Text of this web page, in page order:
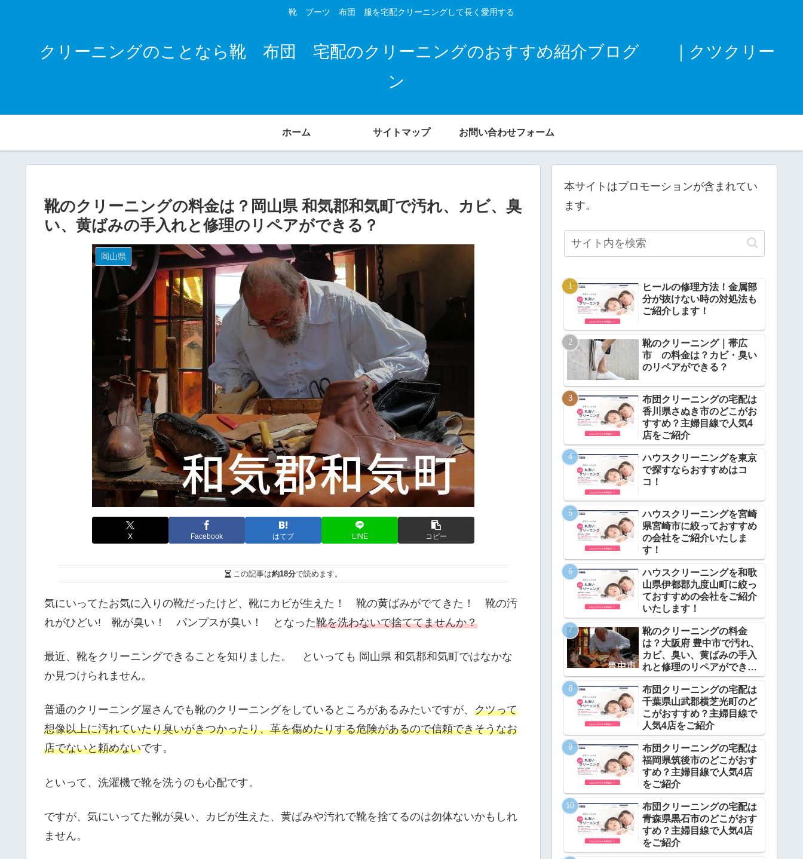
靴 ブーツ 布団 服を宅配クリーニングして長く愛用する
クリーニングのことなら靴 布団 宅配のクリーニングのおすすめ紹介ブログ ｜クツクリー
ン
ホーム サイトマップ お問い合わせフォーム
靴のクリーニングの料金は？岡山県 和気郡和気町で汚れ、カビ、臭
い、黄ばみの手入れと修理のリペアができる？
岡山県
X Facebook はてブ LINE コピー
この記事は約18分で読めます。
気にいってたお気に入りの靴だったけど、靴にカビが生えた！ 靴の黄ばみがでてきた！ 靴の汚
れがひどい! 靴が臭い！ パンプスが臭い！ となった靴を洗わないで捨ててませんか？
最近、靴をクリーニングできることを知りました。 といっても 岡山県 和気郡和気町ではなかな
か見つけられません。
普通のクリーニング屋さんでも靴のクリーニングをしているところがあるみたいですが、 クツって
想像以上に汚れていたり臭いがきつかったり、革を傷めたりする危険があるので信頼できそうなお
店でないと頼めないです。
といって、洗濯機で靴を洗うのも心配です。
ですが、気にいってた靴が臭い、カビが生えた、黄ばみや汚れで靴を捨てるのは勿体ないかもしれ
ません。
本サイトはプロモーションが含まれてい
ます。
ヒールの修理方法！金属部
分が抜けない時の対処法も
ご紹介します！
靴のクリーニング｜帯広
市 の料金は？カビ・臭い
のリペアができる？
布団クリーニングの宅配は
香川県さぬき市のどこがお
すすめ？主婦目線で人気4
店をご紹介
ハウスクリーニングを東京
で探すならおすすめはコ
コ！
ハウスクリーニングを宮崎
県宮崎市に絞っておすすめ
の会社をご紹介いたしま
す！
ハウスクリーニングを和歌
山県伊都郡九度山町に絞っ
ておすすめの会社をご紹介
いたします！
靴のクリーニングの料金
は？大阪府 豊中市で汚れ、
カビ、臭い、黄ばみの手入
れと修理のリペアができ
る？
布団クリーニングの宅配は
千葉県山武郡横芝光町のど
こがおすすめ？主婦目線で
人気4店をご紹介
布団クリーニングの宅配は
福岡県筑後市のどこがおす
すめ？主婦目線で人気4店
をご紹介
布団クリーニングの宅配は
青森県黒石市のどこがおす
すめ？主婦目線で人気4店
をご紹介